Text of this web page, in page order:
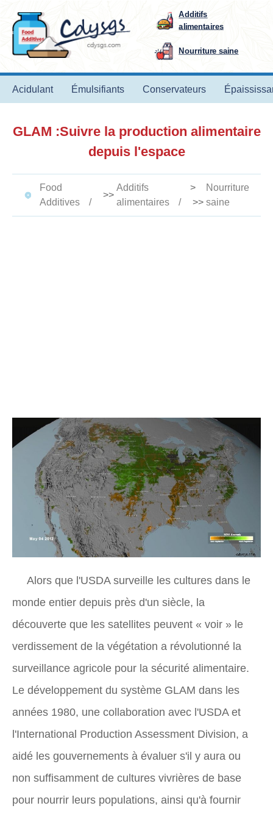
Additifs
alimentaires
Nourriture saine
Acidulant Émulsifiants Conservateurs
GLAM :Suivre la production alimentaire
depuis l'espace
Food
Additives
>>
Additifs
alimentaires
>
>>
Nourriture
saine
Alors que l'USDA surveille les cultures dans le
monde entier depuis près d'un siècle, la
découverte que les satellites peuvent « voir » le
verdissement de la végétation a révolutionné la
surveillance agricole pour la sécurité alimentaire.
Le développement du système GLAM dans les
années 1980, une collaboration avec l'USDA et
l'International Production Assessment Division, a
aidé les gouvernements à évaluer s'il y aura ou
non suffisamment de cultures vivrières de base
pour nourrir leurs populations, ainsi qu'à fournir